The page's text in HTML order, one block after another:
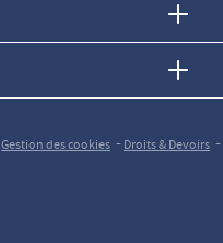
Gestion des cookies -Droits & Devoirs -